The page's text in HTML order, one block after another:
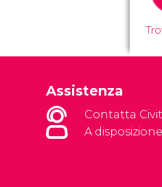
Assistenza
Contatta
A